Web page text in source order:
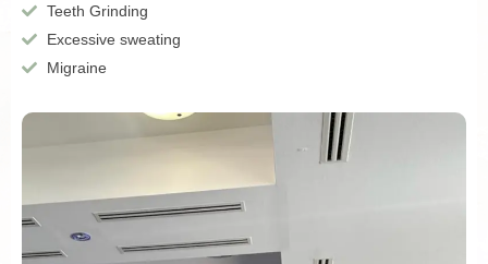
Teeth Grinding
Excessive sweating
Migraine